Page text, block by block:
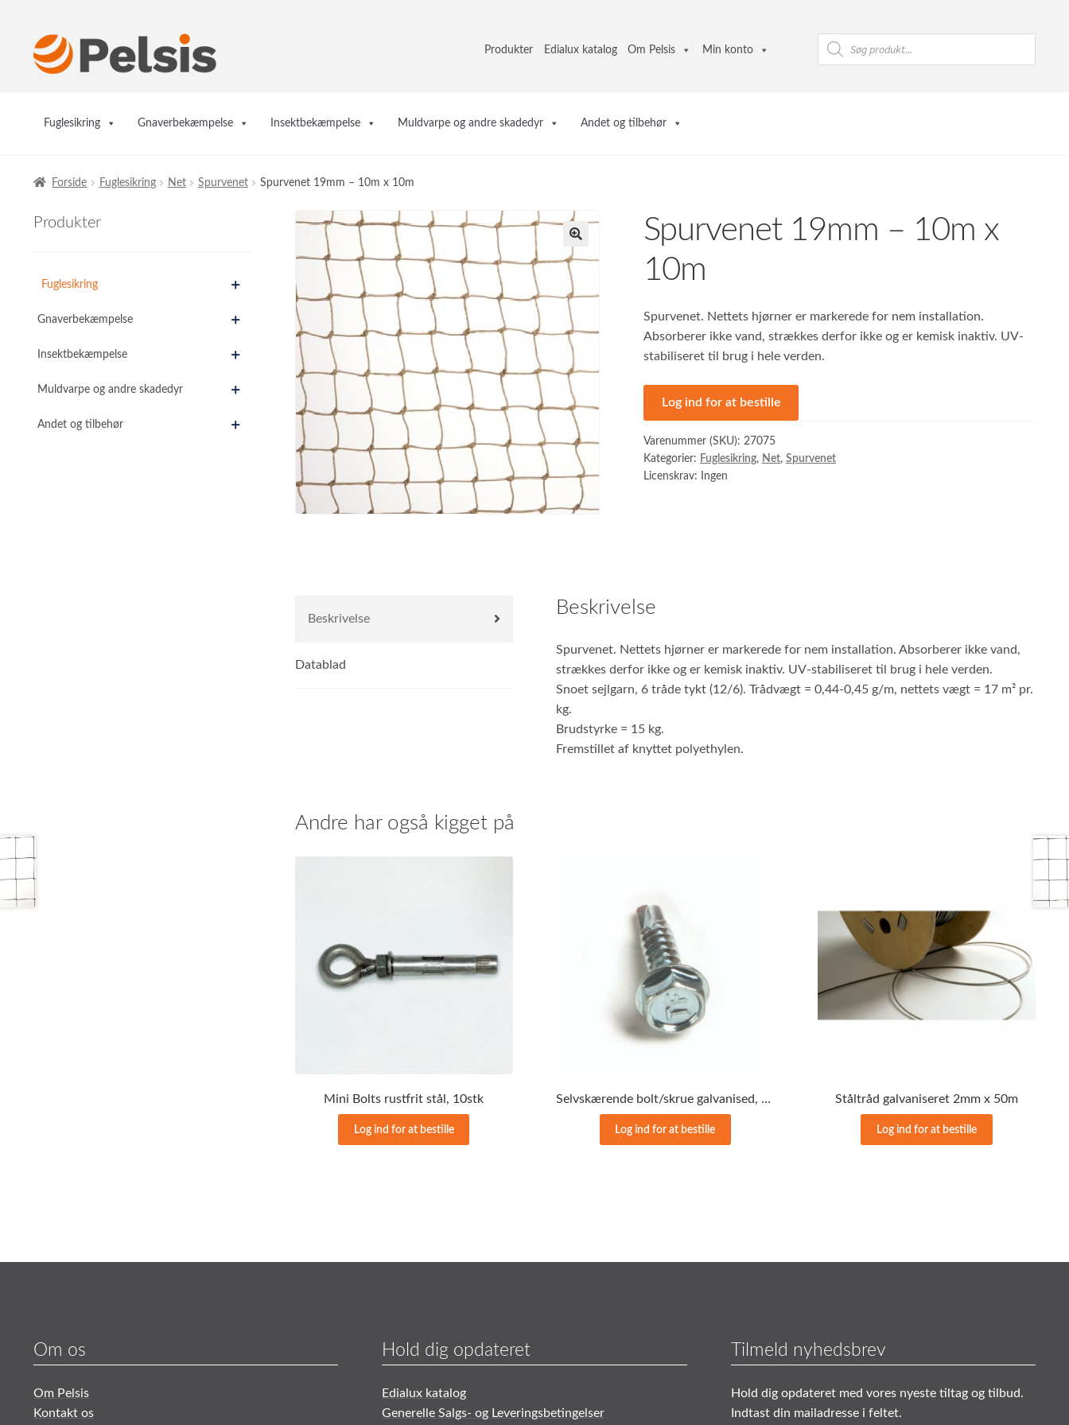
Spring
til
Spring
til
Produkter Edialux katalog Om Pelsis Min konto
Products
search
Fuglesikring Gnaverbekæmpelse Insektbekæmpelse Muldvarpe og andre skadedyr Andet og tilbehør
Forside Fuglesikring Net Spurvenet Spurvenet 19mm – 10m x 10m
Spurvenet 19mm – 10m x
10m
Spurvenet. Nettets hjørner er markerede for nem installation.
Absorberer ikke vand, strækkes derfor ikke og er kemisk inaktiv. UV-
stabiliseret til brug i hele verden.
Log ind for at bestille
Varenummer (SKU): 27075
Kategorier: Fuglesikring, Net, Spurvenet
Licenskrav: Ingen
Beskrivelse
Datablad
Beskrivelse
Spurvenet. Nettets hjørner er markerede for nem installation. Absorberer ikke vand,
strækkes derfor ikke og er kemisk inaktiv. UV-stabiliseret til brug i hele verden.
Snoet sejlgarn, 6 tråde tykt (12/6). Trådvægt = 0,44-0,45 g/m, nettets vægt = 17 m² pr.
kg.
Brudstyrke = 15 kg.
Fremstillet af knyttet polyethylen.
Andre har også kigget på
Mini Bolts rustfrit stål, 10stk
Log ind for at bestille
Selvskærende bolt/skrue galvanised, 19mm, 100 stk
Log ind for at bestille
Ståltråd galvaniseret 2mm x 50m
Log ind for at bestille
Produkter
Fuglesikring
Gnaverbekæmpelse
Insektbekæmpelse
Muldvarpe og andre skadedyr
Andet og tilbehør
Om os
Om Pelsis
Kontakt os
Hold dig opdateret
Edialux katalog
Generelle Salgs- og Leveringsbetingelser
Tilmeld nyhedsbrev
Hold dig opdateret med vores nyeste tiltag og tilbud.
Indtast din mailadresse i feltet.